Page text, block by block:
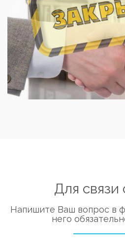
Для связи
Напишите Ваш вопрос в
него